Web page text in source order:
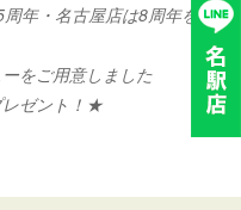
年・名古屋店は8周年を迎
をご用意しました
レゼント！★